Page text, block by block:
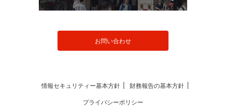
お問い合わせ
情報セキュリティー基本方針 財務報告の基本方針
プライバシーポリシー